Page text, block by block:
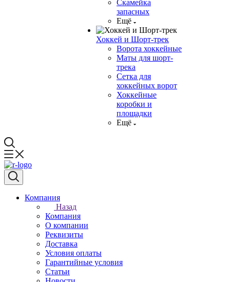
Скамейка
запасных
Ещё
Хоккей и Шорт-трек
Ворота хоккейные
Маты для шорт-
трека
Сетка для
хоккейных ворот
Хоккейные
коробки и
площадки
Ещё
Компания
Назад
Компания
О компании
Реквизиты
Доставка
Условия оплаты
Гарантийные условия
Статьи